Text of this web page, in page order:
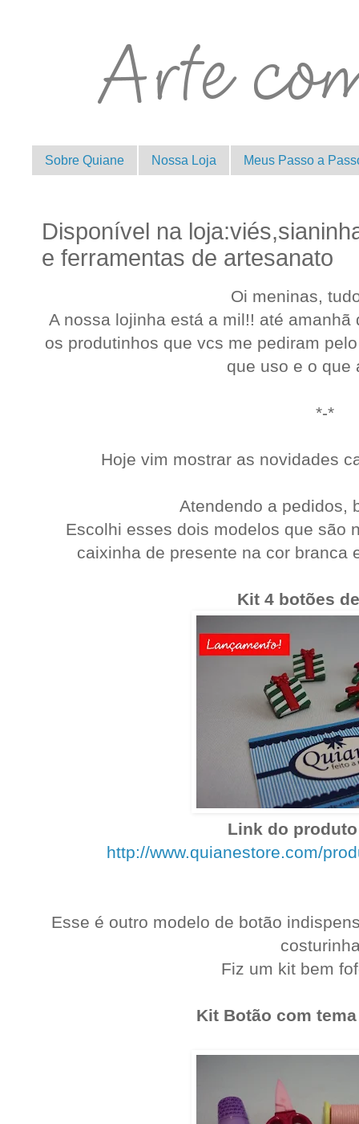
Sobre Quiane Nossa Loja Meus Passo a
Disponível na
e ferramentas de artesanato
Oi meninas,
A nossa lojinha está a mil!! até
os produtinhos que vcs me pediram
que uso e o que
*-*
Hoje vim mostrar as novidades
Atendendo a pedidos,
Escolhi esses dois modelos que são
caixinha de presente na cor branca
Kit 4 botões
Link do
http://www.quianestore.com/
Esse é outro modelo de botão
Fiz um kit bem
Kit Botão com